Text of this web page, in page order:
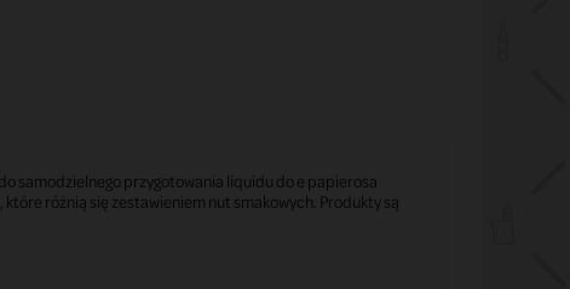
samodzielnego przygotowania liquidu do e papierosa
różnią się zestawieniem nut smakowych. Produkty są